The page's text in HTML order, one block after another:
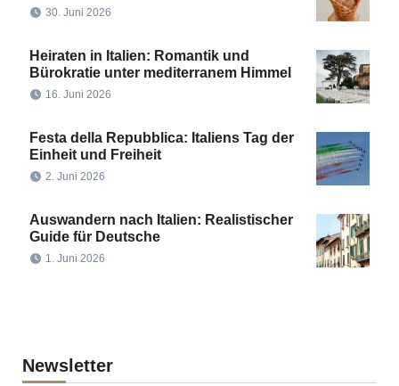
30. Juni 2026
Heiraten in Italien: Romantik und
Bürokratie unter mediterranem Himmel
16. Juni 2026
Festa della Repubblica: Italiens Tag der
Einheit und Freiheit
2. Juni 2026
Auswandern nach Italien: Realistischer
Guide für Deutsche
1. Juni 2026
Newsletter